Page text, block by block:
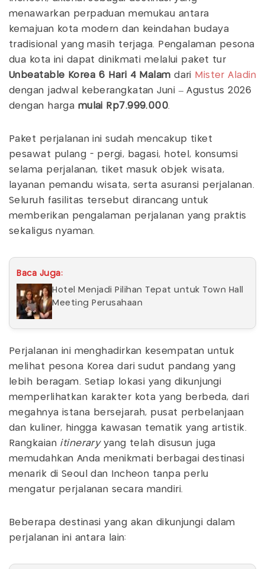
menawarkan perpaduan memukau antara
kemajuan kota modern dan keindahan budaya
tradisional yang masih terjaga. Pengalaman pesona
dua kota ini dapat dinikmati melalui paket tur
Unbeatable Korea 6 Hari 4 Malam dari Mister Aladin
dengan jadwal keberangkatan Juni – Agustus 2026
dengan harga mulai Rp7.999.000.
Paket perjalanan ini sudah mencakup tiket
pesawat pulang - pergi, bagasi, hotel, konsumsi
selama perjalanan, tiket masuk objek wisata,
layanan pemandu wisata, serta asuransi perjalanan.
Seluruh fasilitas tersebut dirancang untuk
memberikan pengalaman perjalanan yang praktis
sekaligus nyaman.
Baca Juga:
Hotel Menjadi Pilihan Tepat untuk Town Hall
Meeting Perusahaan
Perjalanan ini menghadirkan kesempatan untuk
melihat pesona Korea dari sudut pandang yang
lebih beragam. Setiap lokasi yang dikunjungi
memperlihatkan karakter kota yang berbeda, dari
megahnya istana bersejarah, pusat perbelanjaan
dan kuliner, hingga kawasan tematik yang artistik.
Rangkaian itineraryyang telah disusun juga
memudahkan Anda menikmati berbagai destinasi
menarik di Seoul dan Incheon tanpa perlu
mengatur perjalanan secara mandiri.
Beberapa destinasi yang akan dikunjungi dalam
perjalanan ini antara lain: